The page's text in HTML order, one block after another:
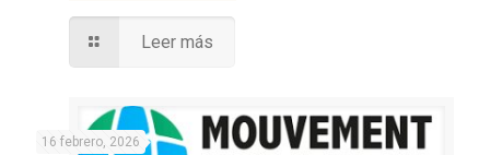
Leer más
16 febrero, 2026